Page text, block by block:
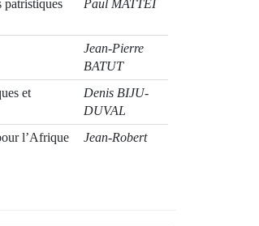
patristiques
Paul MATTEI
Jean-Pierre
BATUT
et
Denis BIJU-
DUVAL
l’Afrique
Jean-Robert